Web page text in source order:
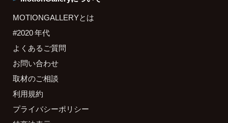
MOTIONGALLERYとは
#2020 年代
よくあるご質問
お問い合わせ
取材のご相談
利用規約
プライバシーポリシー